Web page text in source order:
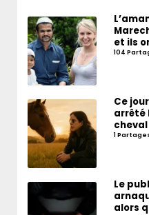
et ils
104
Ce
arrêté
cheval
1
Le
alors